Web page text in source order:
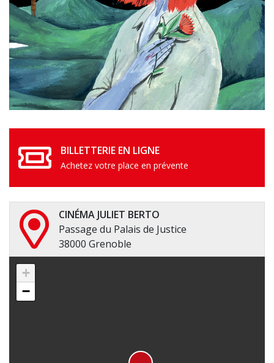
BILLETTERIE EN LIGNE
Achetez votre place en prévente
CINÉMA JULIET BERTO
Passage du Palais de Justice
38000 Grenoble
+
−